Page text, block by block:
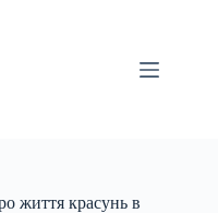
життя красунь в